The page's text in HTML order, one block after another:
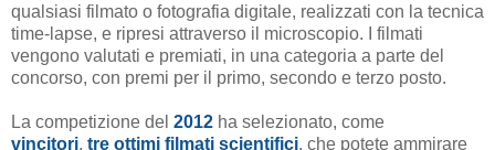
qualsiasi filmato o fotografia digitale, realizzati con la tecnica
time-lapse, e ripresi attraverso il microscopio. I filmati
vengono valutati e premiati, in una categoria a parte del
concorso, con premi per il primo, secondo e terzo posto.
La competizione del 2012 ha selezionato, come
vincitori, tre ottimi filmati scientifici, che potete ammirare